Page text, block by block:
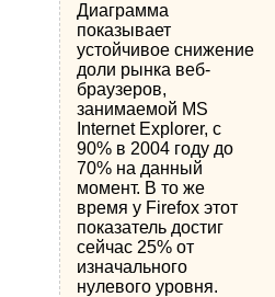
Диаграмма
показывает
устойчивое снижение
доли рынка веб-
браузеров,
занимаемой MS
Internet Explorer, с
90% в 2004 году до
70% на данный
момент. В то же
время у Firefox этот
показатель достиг
сейчас 25% от
изначального
нулевого уровня.